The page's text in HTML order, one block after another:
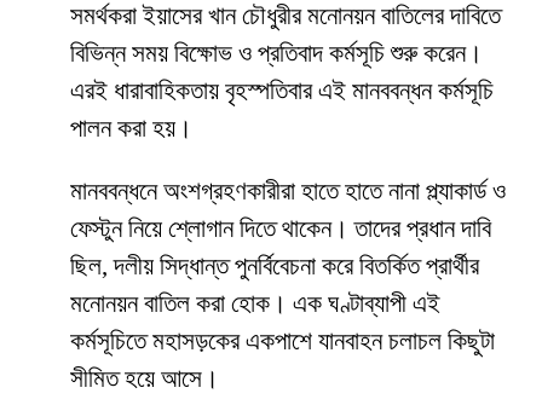
সমর্থকরা ইয়াসের খান চৌধুরীর মনোনয়ন বাতিলের দাবিতে
বিভিন্ন সময় বিক্ষোভ ও প্রতিবাদ কর্মসূচি শুরু করেন।
এরই ধারাবাহিকতায় বৃহস্পতিবার এই মানববন্ধন কর্মসূচি
পালন করা হয়।
মানববন্ধনে অংশগ্রহণকারীরা হাতে হাতে নানা প্ল্যাকার্ড ও
ফেস্টুন নিয়ে শ্লোগান দিতে থাকেন। তাদের প্রধান দাবি
ছিল, দলীয় সিদ্ধান্ত পুনর্বিবেচনা করে বিতর্কিত প্রার্থীর
মনোনয়ন বাতিল করা হোক। এক ঘণ্টাব্যাপী এই
কর্মসূচিতে মহাসড়কের একপাশে যানবাহন চলাচল কিছুটা
সীমিত হয়ে আসে।